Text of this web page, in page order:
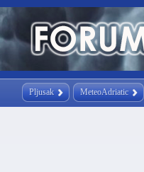
Pljusak MeteoAdriatic